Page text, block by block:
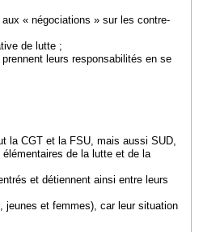
« négociations » sur les contre-
de lutte ;
leurs responsabilités en se
la CGT et la FSU, mais aussi SUD,
de la lutte et de la
et détiennent ainsi entre leurs
jeunes et femmes), car leur situation